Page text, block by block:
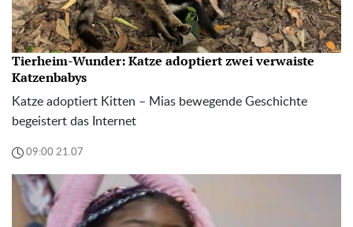
Tierheim-Wunder: Katze adoptiert zwei verwaiste
Katzenbabys
Katze adoptiert Kitten – Mias bewegende Geschichte
begeistert das Internet
09:00 21.07